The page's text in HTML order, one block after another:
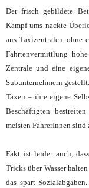
Der frisch gebildete
Kampf ums nackte
aus Taxizentralen ohne
Fahrtenvermittlung
Zentrale und eine
Subunternehmern
Taxen – ihre eigene
Beschäftigten
meisten FahrerInnen sind
Fakt ist leider auch,
Tricks über Wasser
das spart